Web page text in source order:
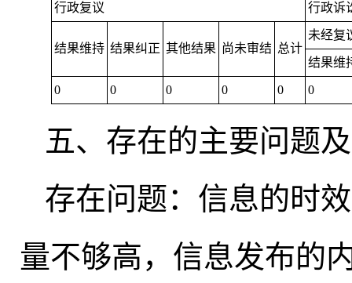
行政复议 行政诉
结果维持 结果纠正 其他结果 尚未审结 总计
未经复
结果维
0 0 0 0 0 0
五、存在的主要问题
存在问题：信息的时
量不够高，信息发布的